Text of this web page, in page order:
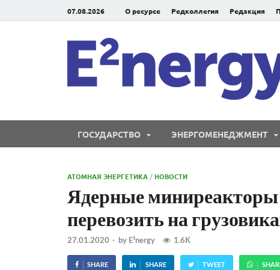
07.08.2026 О ресурсе Редколлегия Редакция
ГОСУДАРСТВО ЭНЕРГОМЕНЕДЖМЕНТ
АТОМНАЯ ЭНЕРГЕТИКА /НОВОСТИ
Ядерные
перевозить на
27.01.2020 - by E²nergy 1.6K
SHARE SHARE TWEET